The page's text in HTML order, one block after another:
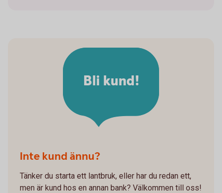
Bli kund!
Inte kund ännu?
Tänker du starta ett lantbruk, eller har du redan ett,
men är kund hos en annan bank? Välkommen till oss!